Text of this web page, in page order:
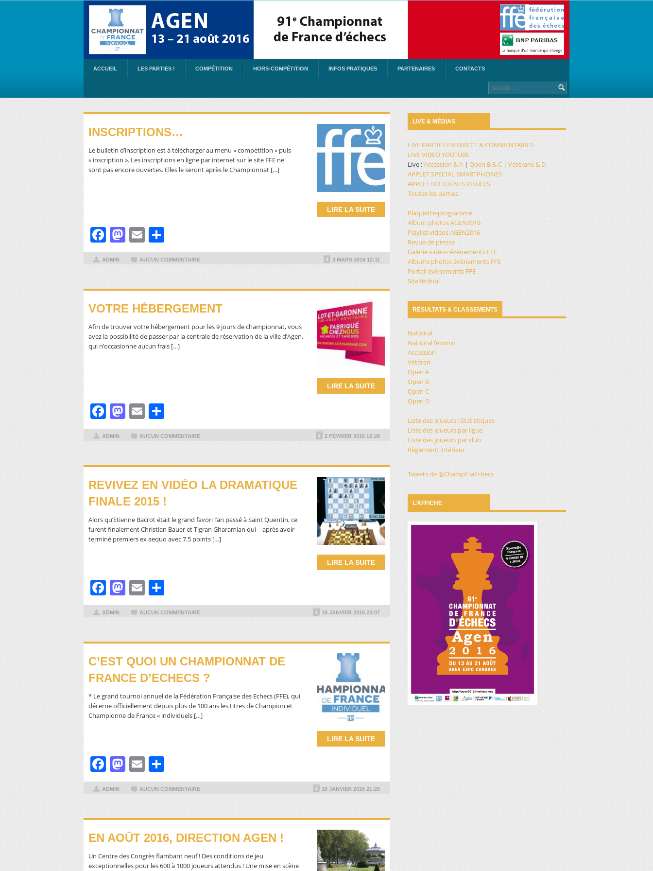
ACCUEIL LES PARTIES ! COMPÉTITION HORS-COMPÉTITION INFOS PRATIQUES PARTENAIRES CONTACTS
Search
for:
LIRE LA SUITE
INSCRIPTIONS…
Le bulletin d’inscription est à télécharger au menu « compétition » puis
« inscription ». Les inscriptions en ligne par internet sur le site FFE ne
sont pas encore ouvertes. Elles le seront après le Championnat […]
Facebook MastodonEmail
ADMIN AUCUN COMMENTAIRE 3 MARS 2016 12:11
LIRE LA SUITE
VOTRE HÉBERGEMENT
Afin de trouver votre hébergement pour les 9 jours de championnat, vous
avez la possibilité de passer par la centrale de réservation de la ville d’Agen,
qui n’occasionne aucun frais […]
Facebook MastodonEmail
ADMIN AUCUN COMMENTAIRE 2 FÉVRIER 2016 12:28
LIRE LA SUITE
REVIVEZ EN VIDÉO LA DRAMATIQUE
FINALE 2015 !
Alors qu’Etienne Bacrot était le grand favori l’an passé à Saint Quentin, ce
furent finalement Christian Bauer et Tigran Gharamian qui – après avoir
terminé premiers ex aequo avec 7.5 points […]
Facebook MastodonEmail
ADMIN AUCUN COMMENTAIRE 18 JANVIER 2016 23:07
LIRE LA SUITE
C’EST QUOI UN CHAMPIONNAT DE
FRANCE D’ECHECS ?
* Le grand tournoi annuel de la Fédération Française des Echecs (FFE), qui
décerne officiellement depuis plus de 100 ans les titres de Champion et
Championne de France « individuels […]
Facebook MastodonEmail
ADMIN AUCUN COMMENTAIRE 18 JANVIER 2016 21:26
EN AOÛT 2016, DIRECTION AGEN !
Un Centre des Congrès flambant neuf ! Des conditions de jeu
exceptionnelles pour les 600 à 1000 joueurs attendus ! Une mise en scène
LIVE & MÉDIAS
LIVE PARTIES EN DIRECT & COMMENTAIRES
LIVE VIDEO YOUTUBE
Live :Accession & A| Open B & C| Vétérans & D
APPLET SPECIAL SMARTPHONES
APPLET DEFICIENTS VISUELS
Toutes les parties
Plaquette-programme
Album photos AGEN2016
Playlist vidéos AGEN2016
Revue de presse
Galerie vidéos évènements FFE
Albums photos évènements FFE
Portail évènements FFE
Site fédéral
RÉSULTATS & CLASSEMENTS
National
National féminin
Accession
Vétéran
Open A
Open B
Open C
Open D
Liste des joueurs : Statistiques
Liste des joueurs par ligue
Liste des joueurs par club
Règlement intérieur
Tweets de @ChampFraEchecs
L’AFFICHE